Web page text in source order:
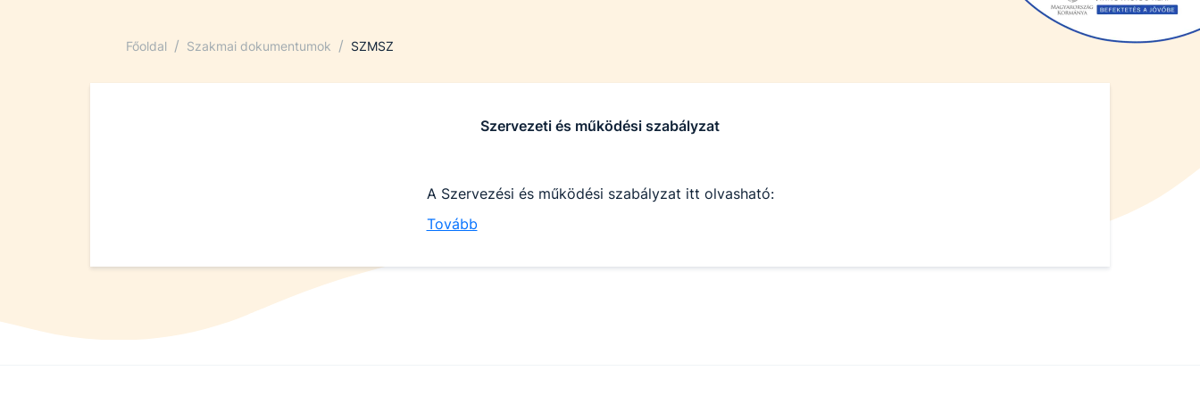
Főoldal / Szakmai dokumentumok / SZMSZ
Szervezeti és működési szabályzat
A Szervezési és működési szabályzat itt olvasható:
Tovább